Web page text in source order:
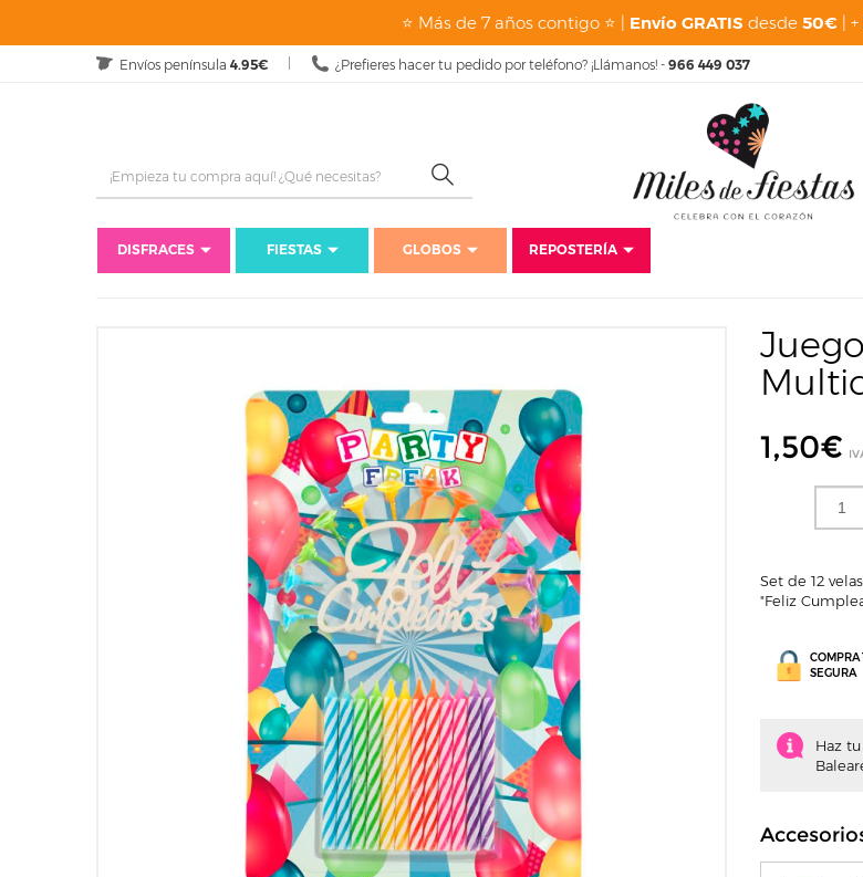
⭐ Más de 7 años contigo ⭐ | Envío GRATIS desde 50€ |
Envíos península 4.95€ ¿Prefieres hacer tu pedido por teléfono? ¡Llámanos! - 966 449 037
DISFRACES FIESTAS GLOBOS
REPOSTERÍA
Inicio
Fiestas Cumpleaños Adultos
1,50€
Set de 12
"Feliz
COMPRA
SEGURA
Haz